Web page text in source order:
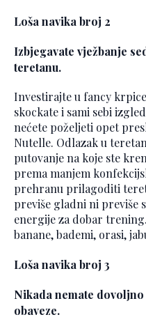
Loša navika broj 2
Izbjegavate vježbanje
teretanu.
Investirajte u fancy
skockate i sami sebi
nećete poželjeti opet
Nutelle. Odlazak u
putovanje na koje ste
prema manjem
prehranu prilagoditi
previše gladni ni previše
energije za dobar
banane, bademi, orasi,
Loša navika broj 3
Nikada nemate
obaveze.